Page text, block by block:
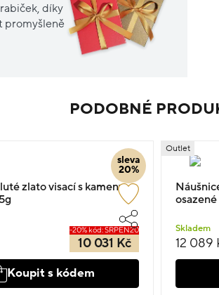
díky
promyšleně
PODOBNÉ
sleva
20%
zlato visací s kameny
-20% kód: SRPEN20
10 031 Kč
Koupit s kódem
Outlet
Skladem
12 089